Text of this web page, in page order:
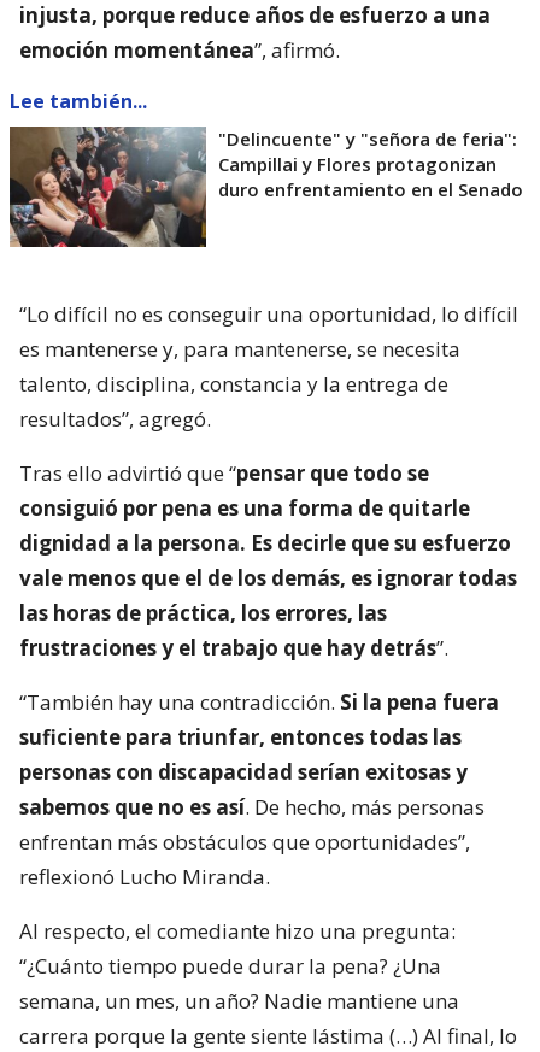
injusta, porque reduce años de esfuerzo a una
emoción momentánea”, afirmó.
Lee también...
"Delincuente" y "señora de feria":
Campillai y Flores protagonizan
duro enfrentamiento en el Senado
“Lo difícil no es conseguir una oportunidad, lo difícil
es mantenerse y, para mantenerse, se necesita
talento, disciplina, constancia y la entrega de
resultados”, agregó.
Tras ello advirtió que “pensar que todo se
consiguió por pena es una forma de quitarle
dignidad a la persona. Es decirle que su esfuerzo
vale menos que el de los demás, es ignorar todas
las horas de práctica, los errores, las
frustraciones y el trabajo que hay detrás”.
“También hay una contradicción. Si la pena fuera
suficiente para triunfar, entonces todas las
personas con discapacidad serían exitosas y
sabemos que no es así. De hecho, más personas
enfrentan más obstáculos que oportunidades”,
reflexionó Lucho Miranda.
Al respecto, el comediante hizo una pregunta:
“¿Cuánto tiempo puede durar la pena? ¿Una
semana, un mes, un año? Nadie mantiene una
carrera porque la gente siente lástima (…) Al final, lo